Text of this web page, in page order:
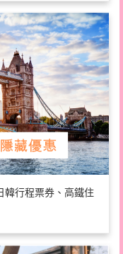
韓行程票券、高鐵住